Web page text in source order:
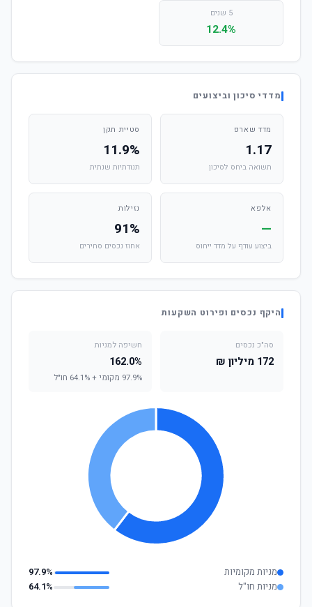
5 שנים
12.4%
מדדי סיכון וביצועים
מדד שארפ
1.17
תשואה ביחס לסיכון
סטיית תקן
11.9%
תנודתיות שנתית
אלפא
—
ביצוע עודף על מדד ייחוס
נזילות
91%
אחוז נכסים סחירים
היקף נכסים ופירוט השקעות
סה"כ נכסים
172 מיליון ₪
חשיפה למניות
162.0%
97.9% מקומי + 64.1% חו"ל
מניות מקומיות
97.9%
מניות חו"ל
64.1%